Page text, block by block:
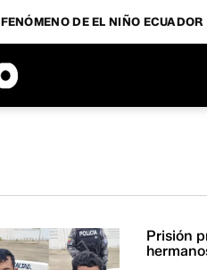
FENÓMENO DE EL NIÑO ECUADOR
Prisión